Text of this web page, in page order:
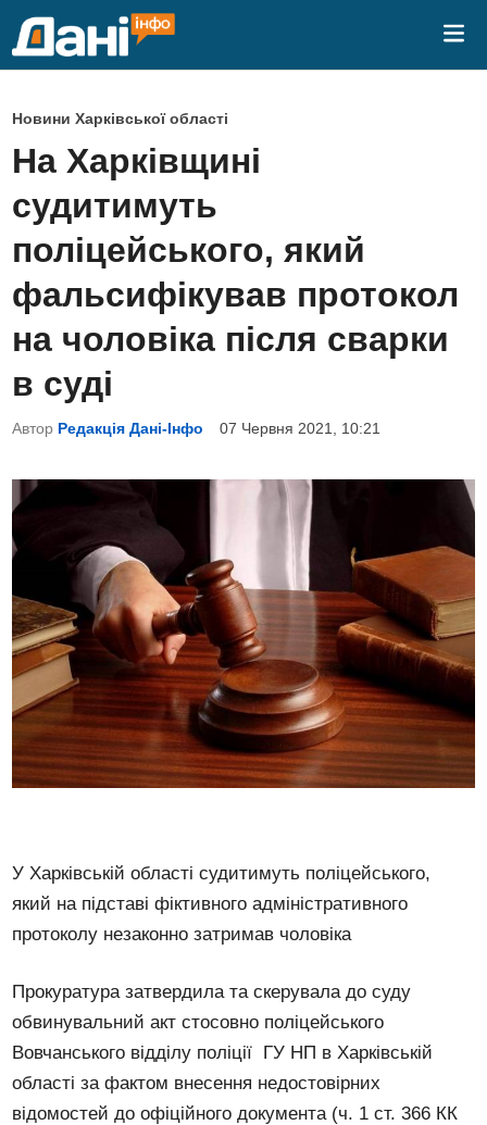
P
o
s
t
e
d
i
n
Новини Харківської області
На Харківщині
судитимуть
поліцейського, який
фальсифікував протокол
на чоловіка після сварки
в суді
Автор Редакція Дані-Інфо 07 Червня 2021, 10:21
У Харківській області судитимуть поліцейського,
який на підставі фіктивного адміністративного
протоколу незаконно затримав чоловіка
Прокуратура затвердила та скерувала до суду
обвинувальний акт стосовно поліцейського
Вовчанського відділу поліції ГУ НП в Харківській
області за фактом внесення недостовірних
відомостей до офіційного документа (ч. 1 ст. 366 КК